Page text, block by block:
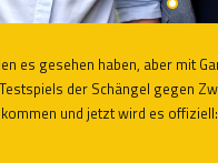
es gesehen haben, aber mit
der Schängel gegen
und jetzt wird es